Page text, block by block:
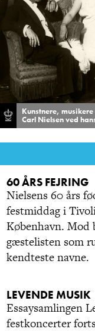
Kunstnere,
Carl Nielsen ved
60 ÅRS FEJRING
Nielsens 60 års
festmiddag i
København. Mod
gæstelisten som
kendteste navne.
LEVENDE MUSIK
Essaysamlingen
festkoncerter